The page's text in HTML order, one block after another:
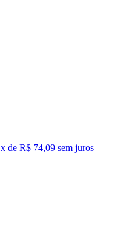
x de R$ 74,09 sem juros